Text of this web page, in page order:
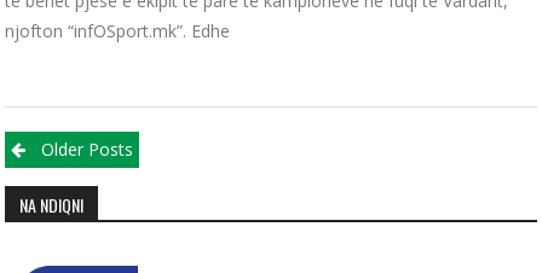
njofton “infOSport.mk”. Edhe
Posts navigation
Older Posts
NA NDIQNI